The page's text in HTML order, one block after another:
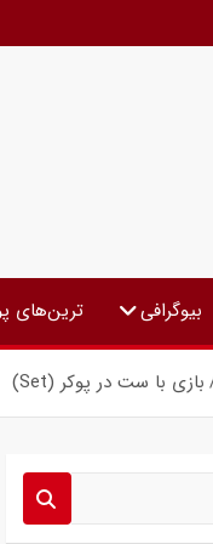
بیوگرافی ترین‌های
بازی با ست در پوکر (Set)